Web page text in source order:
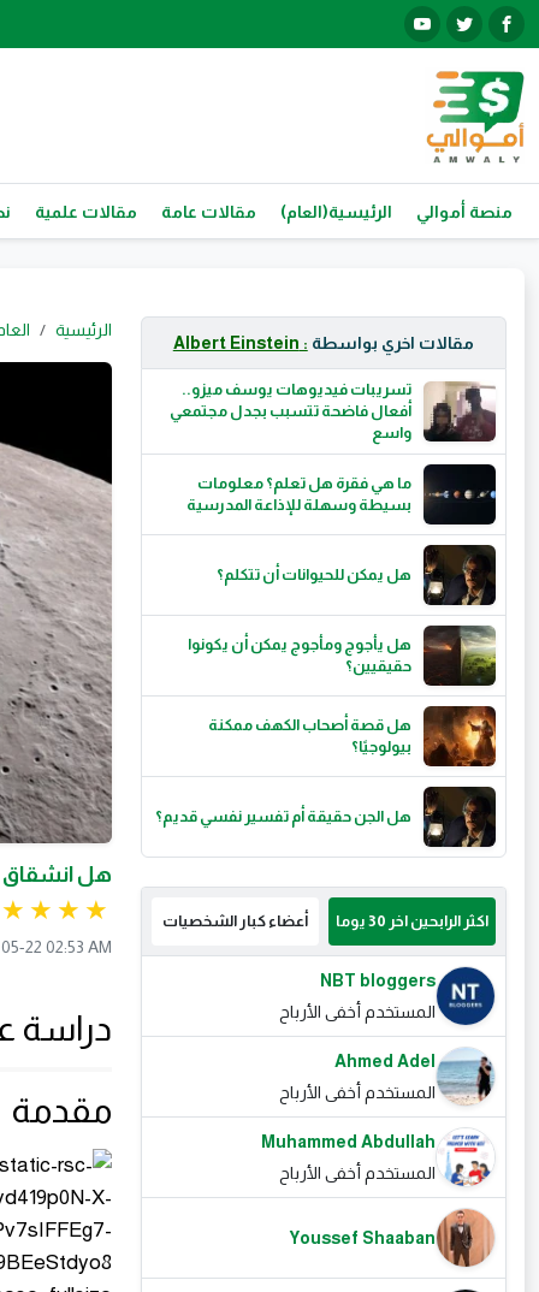
منصة أموالي الرئيسية(العام) مقالات عامة مقالات علمية
مقالات اخري بواسطة : Albert Einstein
تسريبات فيديوهات يوسف ميزو..
أفعال فاضحة تتسبب بجدل مجتمعي
واسع
ما هي فقرة هل تعلم؟ معلومات
بسيطة وسهلة للإذاعة المدرسية
هل يمكن للحيوانات أن تتكلم؟
هل يأجوج ومأجوج يمكن أن يكونوا
حقيقيين؟
هل قصة أصحاب الكهف ممكنة
بيولوجيًا؟
هل الجن حقيقة أم تفسير نفسي قديم؟
اكثر الرابحين اخر 30 يوما أعضاء كبار الشخصيات
NBT bloggers
المستخدم أخفى الأرباح
Ahmed Adel
المستخدم أخفى الأرباح
Muhammed Abdullah
المستخدم أخفى الأرباح
Youssef Shaaban
الرئيسية
هل انشقاق
22 02:53 AM
دراسة
مقدمة